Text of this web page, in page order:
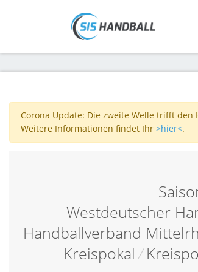
Corona Update: Die zweite Welle trifft
Weitere Informationen findet Ihr >hier<.
Westdeutscher
Handballverband
Kreispokal/